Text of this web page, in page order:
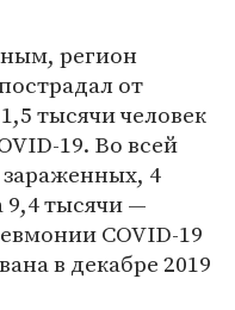
регион
от
тысячи человек
19. Во всей
зараженных, 4
9,4 тысячи —
COVID-19
в декабре 2019